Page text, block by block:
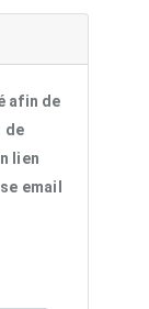
afin de
de
lien
email